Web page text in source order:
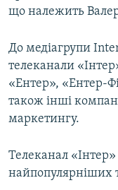
що належить
До медiагрупи
телеканали
«Ентер», «Ентер-
також iншi
маркетингу.
Телеканал
найпопулярнiших